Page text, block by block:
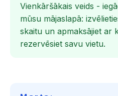
Vienkāršākais veids -
mūsu mājaslapā:
skaitu un apmaksājiet ar
rezervēsiet savu vietu.